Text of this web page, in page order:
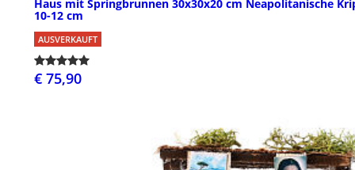
Haus mit Springbrunnen 30x30x20 cm Neapolitanische
10-12 cm
AUSVERKAUFT
€ 75,90